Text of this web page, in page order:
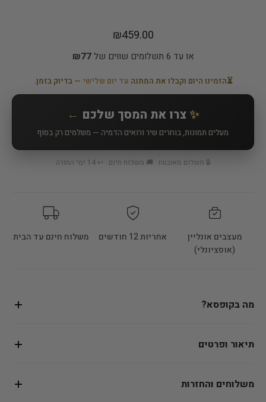
₪459.00
או עד 6 תשלומים שווים של ₪77
⏳הזמינו היום וקבלו את המתנה עד יום שלישי — בדיוק בזמן.
✨צרו את המסך שלכם ←
מעלים תמונות, בוחרים שיר ורואים הדמיה — משלמים רק בסוף
🔒 תשלום מאובטח · 🚚 משלוח חינם · ↩️ 14 ימי החזרה
מעצבים אונליין
(אופציונלי)
אחריות 12 חודשים משלוח חינם עד הבית
מה בקופסא?
תיאור ופרטים
משלוחים והחזרות